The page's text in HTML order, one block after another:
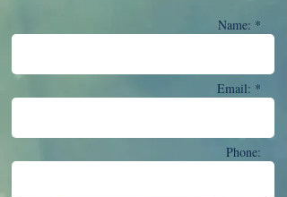
Name: *
Email: *
Phone: